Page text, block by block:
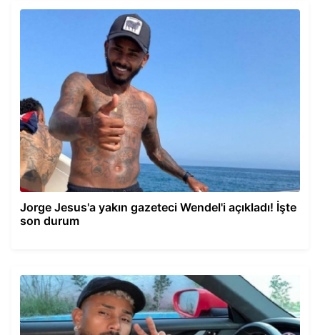
Jorge Jesus'a yakın gazeteci Wendel'i açıkladı! İşte
son durum